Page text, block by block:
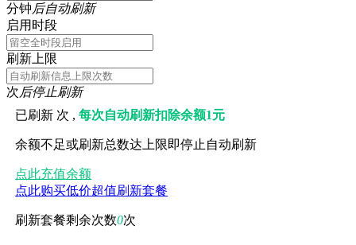
分钟后自动刷新
启用时段
刷新上限
次后停止刷新
已刷新 次 ,每次自动刷新扣除余额1元
余额不足或刷新总数达上限即停止自动刷新
点此充值余额
点此购买低价超值刷新套餐
刷新套餐剩余次数0次